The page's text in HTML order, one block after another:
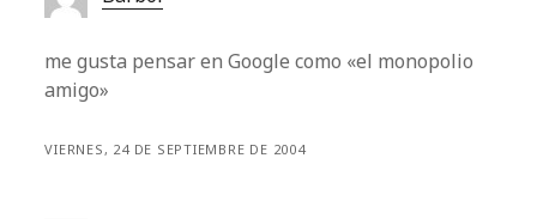
me gusta pensar en Google como «el monopolio
amigo»
VIERNES, 24 DE SEPTIEMBRE DE 2004